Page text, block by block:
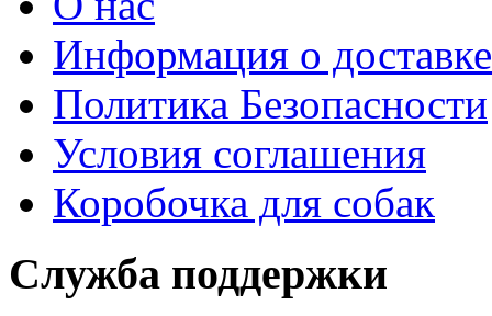
Информация о доставке
Политика Безопасности
Условия соглашения
Коробочка для собак
Служба поддержки